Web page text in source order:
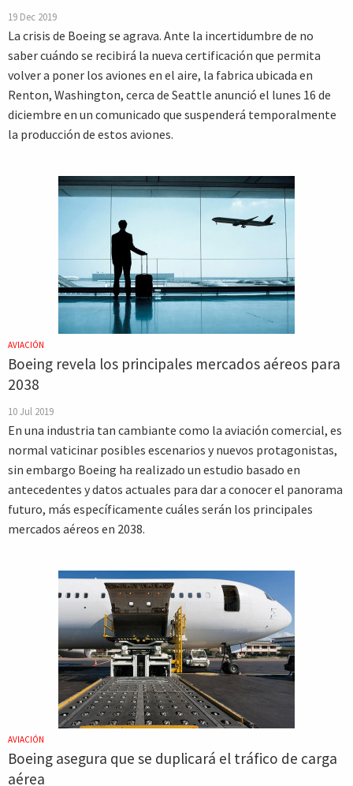
19 Dec 2019
La crisis de Boeing se agrava. Ante la incertidumbre de no
saber cuándo se recibirá la nueva certificación que permita
volver a poner los aviones en el aire, la fabrica ubicada en
Renton, Washington, cerca de Seattle anunció el lunes 16 de
diciembre en un comunicado que suspenderá temporalmente
la producción de estos aviones.
AVIACIÓN
Boeing revela los principales mercados aéreos para
2038
10 Jul 2019
En una industria tan cambiante como la aviación comercial, es
normal vaticinar posibles escenarios y nuevos protagonistas,
sin embargo Boeing ha realizado un estudio basado en
antecedentes y datos actuales para dar a conocer el panorama
futuro, más específicamente cuáles serán los principales
mercados aéreos en 2038.
AVIACIÓN
Boeing asegura que se duplicará el tráfico de carga
aérea